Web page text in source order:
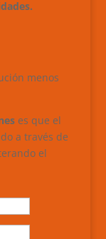
menos
es que el
a través de
el